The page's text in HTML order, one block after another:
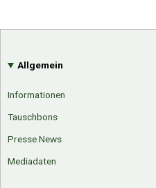
Allgemein
Informationen
Tauschbons
Presse News
Mediadaten